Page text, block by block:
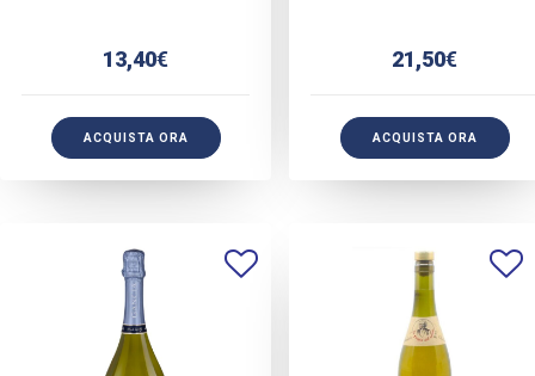
13,40€
ACQUISTA ORA
21,50€
ACQUISTA ORA